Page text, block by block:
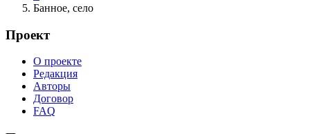
Банное, село
Проект
О проекте
Редакция
Авторы
Договор
FAQ